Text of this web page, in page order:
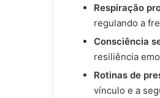
Respiração
regulando a
Consciência
resiliência
Rotinas de
vínculo e a